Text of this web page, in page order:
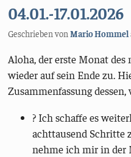
04.01.-17.01.2026
Geschrieben vonMario Hommel
Aloha, der erste Monat des
wieder auf sein Ende zu.
Zusammenfassung dessen,
? Ich schaffe es
achttausend Schritte
nehme ich mir in der